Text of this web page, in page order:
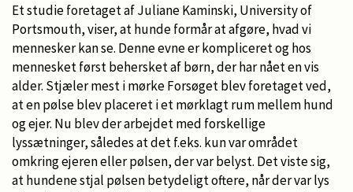
Et studie foretaget af Juliane Kaminski, University of
Portsmouth, viser, at hunde formår at afgøre, hvad vi
mennesker kan se. Denne evne er kompliceret og hos
mennesket først behersket af børn, der har nået en vis
alder. Stjæler mest i mørke Forsøget blev foretaget ved,
at en pølse blev placeret i et mørklagt rum mellem hund
og ejer. Nu blev der arbejdet med forskellige
lyssætninger, således at det f.eks. kun var området
omkring ejeren eller pølsen, der var belyst. Det viste sig,
at hundene stjal pølsen betydeligt oftere, når der var lys